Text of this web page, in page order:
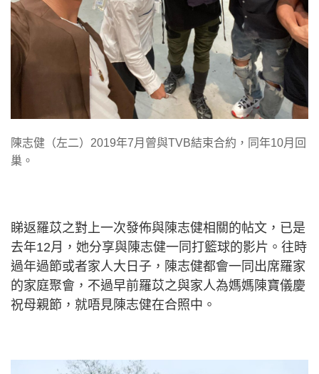
陳志健（左二）2019年7月曾與TVB結束合約，同年10月回
巢。
睇返羅苡之對上一次發佈與陳志健相關的帖文，已是
去年12月，她分享與陳志健一同打籃球的影片。往時
過年過節或者家人大日子，陳志健都會一同出席羅家
的家庭聚會，不過早前羅苡之與家人為媽媽陳寶儀慶
祝母親節，就唔見陳志健在合照中。